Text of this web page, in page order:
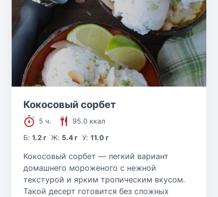
Кокосовый сорбет
5 ч.
95.0 ккал
Б:1.2 г Ж: 5.4 г У: 11.0 г
Кокосовый сорбет — легкий вариант
домашнего мороженого с нежной
текстурой и ярким тропическим вкусом.
Такой десерт готовится без сложных